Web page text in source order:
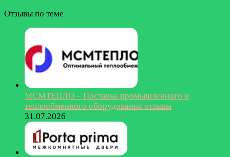
Отзывы по теме
МСМТЕПЛО – Поставка промышленного и
теплообменного оборудования отзывы
31.07.2026